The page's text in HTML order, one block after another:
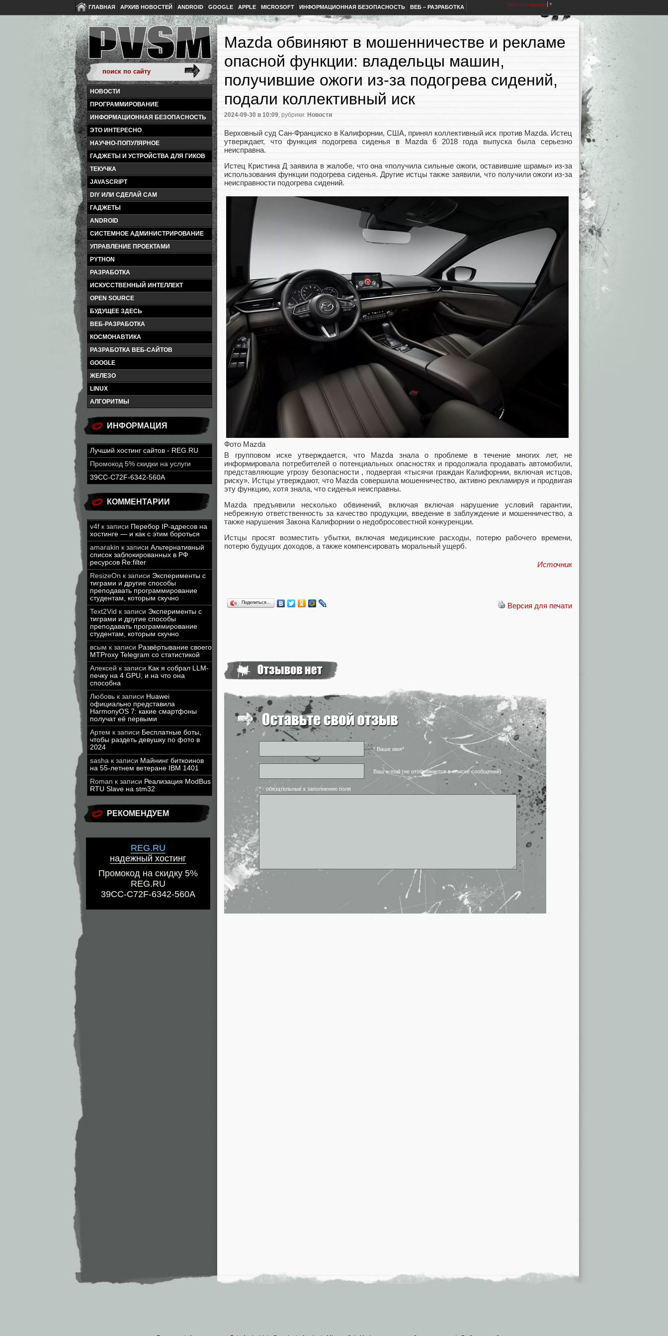
ГЛАВНАЯ АРХИВ НОВОСТЕЙ ANDROID GOOGLE APPLE MICROSOFT ИНФОРМАЦИОННАЯ БЕЗОПАСНОСТЬ ВЕБ – РАЗРАБОТКА Select Language ▼
НОВОСТИ
ПРОГРАММИРОВАНИЕ
ИНФОРМАЦИОННАЯ БЕЗОПАСНОСТЬ
ЭТО ИНТЕРЕСНО
НАУЧНО-ПОПУЛЯРНОЕ
ГАДЖЕТЫ И УСТРОЙСТВА ДЛЯ ГИКОВ
ТЕКУЧКА
JAVASCRIPT
DIY ИЛИ СДЕЛАЙ САМ
ГАДЖЕТЫ
ANDROID
СИСТЕМНОЕ АДМИНИСТРИРОВАНИЕ
УПРАВЛЕНИЕ ПРОЕКТАМИ
PYTHON
РАЗРАБОТКА
ИСКУССТВЕННЫЙ ИНТЕЛЛЕКТ
OPEN SOURCE
БУДУЩЕЕ ЗДЕСЬ
ВЕБ-РАЗРАБОТКА
КОСМОНАВТИКА
РАЗРАБОТКА ВЕБ-САЙТОВ
GOOGLE
ЖЕЛЕЗО
LINUX
АЛГОРИТМЫ
ИНФОРМАЦИЯ
Лучший хостинг сайтов - REG.RU
Промокод 5% скидки на услуги
39CC-C72F-6342-560A
КОММЕНТАРИИ
v4f к записи Перебор IP-адресов на
хостинге — и как с этим бороться
amarakin к записи Альтернативный
список заблокированных в РФ
ресурсов Re:filter
ResizeOn к записи Эксперименты с
тиграми и другие способы
преподавать программирование
студентам, которым скучно
Text2Vid к записи Эксперименты с
тиграми и другие способы
преподавать программирование
студентам, которым скучно
всым к записи Развёртывание своего
MTProxy Telegram со статистикой
Алексей к записи Как я собрал LLM-
печку на 4 GPU, и на что она
способна
Любовь к записи Huawei
официально представила
HarmonyOS 7: какие смартфоны
получат её первыми
Артем к записи Бесплатные боты,
чтобы раздеть девушку по фото в
2024
sasha к записи Майнинг биткоинов
на 55-летнем ветеране IBM 1401
Roman к записи Реализация ModBus
RTU Slave на stm32
РЕКОМЕНДУЕМ
REG.RU
надежный хостинг
Промокод на скидку 5%
REG.RU
39CC-C72F-6342-560A
Mazda обвиняют в мошенничестве и рекламе
опасной функции: владельцы машин,
получившие ожоги из-за подогрева сидений,
подали коллективный иск
2024-09-30 в 10:09, рубрики: Новости
Верховный суд Сан-Франциско в Калифорнии, США, принял коллективный иск против Mazda. Истец
утверждает, что функция подогрева сиденья в Mazda 6 2018 года выпуска была серьезно
неисправна.
Истец Кристина Д заявила в жалобе, что она «получила сильные ожоги, оставившие шрамы» из-за
использования функции подогрева сиденья. Другие истцы также заявили, что получили ожоги из-за
неисправности подогрева сидений.
Фото Mazda
В групповом иске утверждается, что Mazda знала о проблеме в течение многих лет, не
информировала потребителей о потенциальных опасностях и продолжала продавать автомобили,
представляющие угрозу безопасности , подвергая «тысячи граждан Калифорнии, включая истцов,
риску». Истцы утверждают, что Mazda совершила мошенничество, активно рекламируя и продвигая
эту функцию, хотя знала, что сиденья неисправны.
Mazda предъявили несколько обвинений, включая включая нарушение условий гарантии,
небрежную ответственность за качество продукции, введение в заблуждение и мошенничество, а
также нарушения Закона Калифорнии о недобросовестной конкуренции.
Истцы просят возместить убытки, включая медицинские расходы, потерю рабочего времени,
потерю будущих доходов, а также компенсировать моральный ущерб.
Источник
Версия для печати
Поделиться…
* Ваше имя*
Ваш e-mail (не отображается в списке сообщений)
* - обязательные к заполнению поля